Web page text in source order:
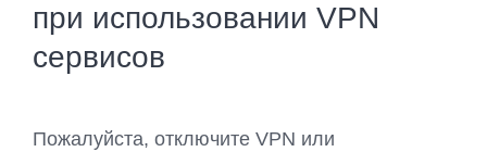
при использовании VPN
сервисов
Пожалуйста, отключите VPN или